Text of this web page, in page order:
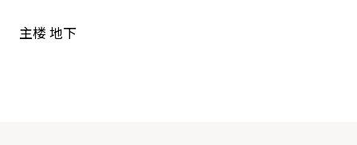
主楼 地下